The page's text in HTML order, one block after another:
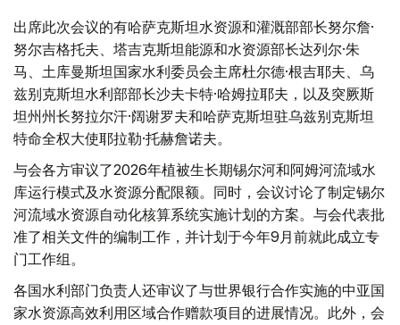
出席此次会议的有哈萨克斯坦水资源和灌溉部部长努尔詹·
努尔吉格托夫、塔吉克斯坦能源和水资源部长达列尔·朱
马、土库曼斯坦国家水利委员会主席杜尔德·根吉耶夫、乌
兹别克斯坦水利部部长沙夫卡特·哈姆拉耶夫，以及突厥斯
坦州州长努拉尔汗·阔谢罗夫和哈萨克斯坦驻乌兹别克斯坦
特命全权大使耶拉勒·托赫詹诺夫。
与会各方审议了2026年植被生长期锡尔河和阿姆河流域水
库运行模式及水资源分配限额。同时，会议讨论了制定锡尔
河流域水资源自动化核算系统实施计划的方案。与会代表批
准了相关文件的编制工作，并计划于今年9月前就此成立专
门工作组。
各国水利部门负责人还审议了与世界银行合作实施的中亚国
家水资源高效利用区域合作赠款项目的进展情况。此外，会